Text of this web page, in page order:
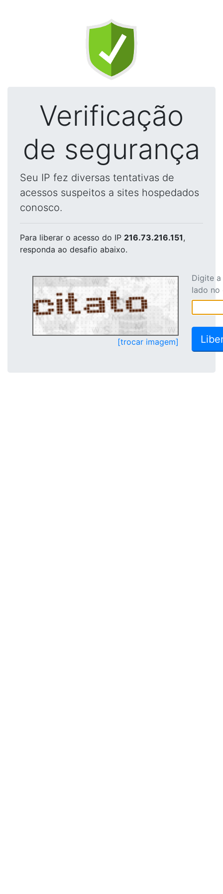
Verificação
de segurança
Seu IP fez diversas tentativas de
acessos suspeitos a sites hospedados
conosco.
Para liberar o acesso do IP 216.73.216.151,
responda ao desafio abaixo.
[trocar imagem]
Digite
lado no